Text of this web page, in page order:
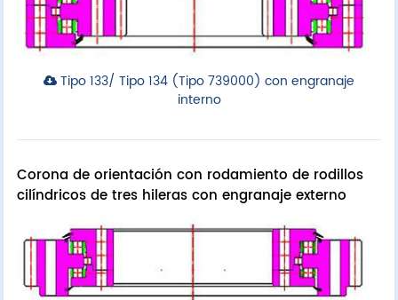
Tipo 133/ Tipo 134 (Tipo 739000) con engranaje
interno
Corona de orientación con rodamiento de rodillos
cilíndricos de tres hileras con engranaje externo